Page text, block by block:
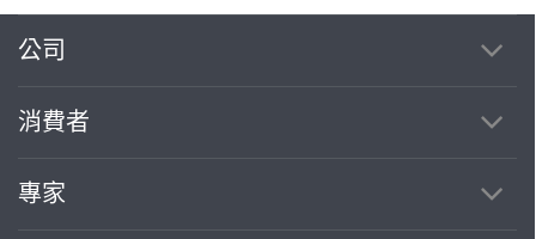
公司
消費者
專家